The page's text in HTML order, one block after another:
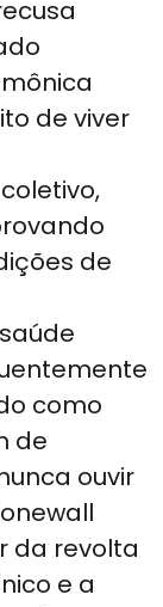
de viver
de
como
de
ouvir
da revolta
e a